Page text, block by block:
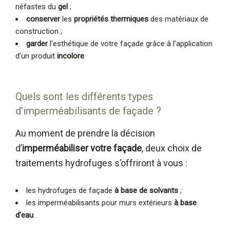
néfastes du gel ;
conserverles propriétés thermiques des matériaux de
construction ;
garderl’esthétique de votre façade grâce à l’application
d’un produit incolore.
Quels sont les différents types
d’imperméabilisants de façade ?
Au moment de prendre la décision
d’imperméabiliser votre façade, deux choix de
traitements hydrofuges s’offriront à vous :
les hydrofuges de façade à base de solvants ;
les imperméabilisants pour murs extérieurs à base
d’eau.